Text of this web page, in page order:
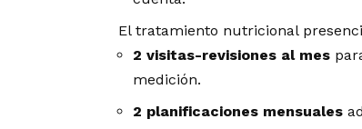
El tratamiento nutricional
2 visitas-revisiones al mes
medición.
2 planificaciones mensuales